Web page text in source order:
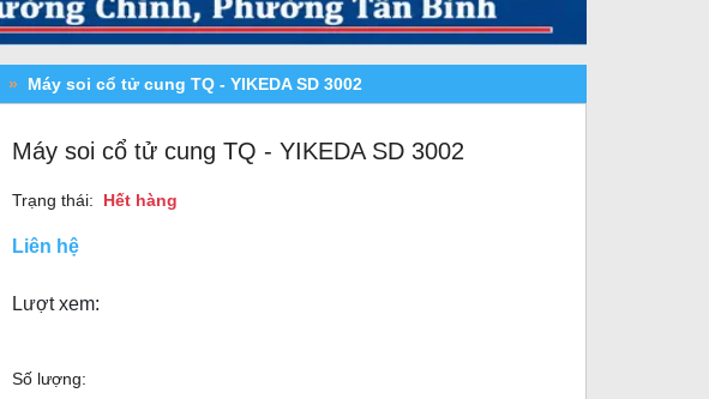
» Máy soi cổ tử cung TQ - YIKEDA SD 3002
Máy soi cổ tử cung TQ - YIKEDA SD 3002
Trạng thái: Hết hàng
Liên hệ
Lượt xem:
Số lượng: